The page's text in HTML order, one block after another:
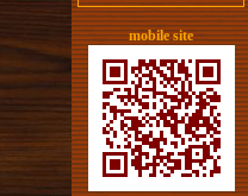
mobile site